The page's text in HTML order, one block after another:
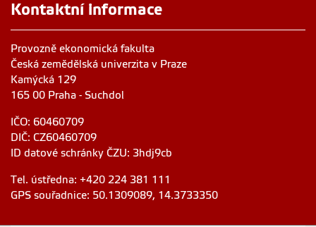
Kontaktní informace
Provozně ekonomická fakulta
Česká zemědělská univerzita v Praze
Kamýcká 129
165 00 Praha - Suchdol
IČO: 60460709
DIČ: CZ60460709
ID datové schránky ČZU: 3hdj9cb
Tel. ústředna: +420 224 381 111
GPS souřadnice: 50.1309089, 14.3733350